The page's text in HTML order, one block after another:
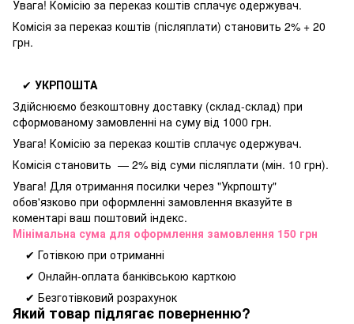
Увага! Комісію за переказ коштів сплачує одержувач.
Комісія за переказ коштів (післяплати) становить 2% + 20
грн.
✔ УКРПОШТА
Здійснюємо безкоштовну доставку (склад-склад) при
сформованому замовленні на суму від 1000 грн.
Увага! Комісію за переказ коштів сплачує одержувач.
Комісія становить — 2% від суми післяплати (мін. 10 грн).
Увага! Для отримання посилки через "Укрпошту"
обов'язково при оформленні замовлення вказуйте в
коментарі ваш поштовий індекс.
Мінімальна сума для оформлення замовлення 150 грн
✔ Готівкою при отриманні
✔ Онлайн-оплата банківською карткою
✔ Безготівковий розрахунок
Який товар підлягає поверненню?